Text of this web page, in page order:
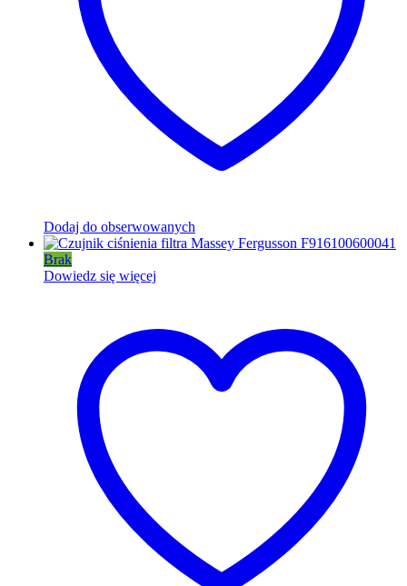
Dodaj do obserwowanych
Brak
Dowiedz się więcej